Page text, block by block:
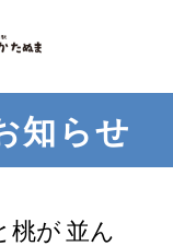
知らせ
桃が 並ん